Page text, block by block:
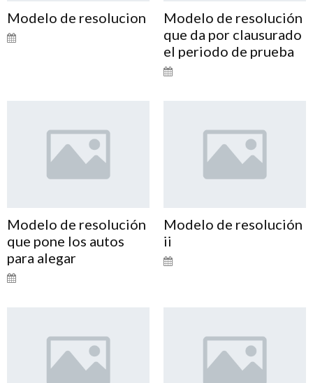
Modelo de resolucion
Modelo de resolución
que da por clausurado
el periodo de prueba
Modelo de resolución
que pone los autos
para alegar
Modelo de resolución
ii